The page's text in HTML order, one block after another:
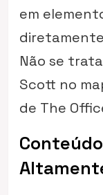
em
Não se
Scott no
de The